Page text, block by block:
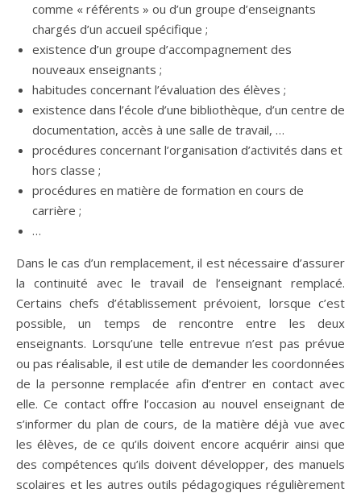
comme « référents » ou d’un groupe d’enseignants
chargés d’un accueil spécifique ;
existence d’un groupe d’accompagnement des
nouveaux enseignants ;
habitudes concernant l’évaluation des élèves ;
existence dans l’école d’une bibliothèque, d’un centre de
documentation, accès à une salle de travail, …
procédures concernant l’organisation d’activités dans et
hors classe ;
procédures en matière de formation en cours de
carrière ;
…
Dans le cas d’un remplacement, il est nécessaire d’assurer
la continuité avec le travail de l’enseignant remplacé.
Certains chefs d’établissement prévoient, lorsque c’est
possible, un temps de rencontre entre les deux
enseignants. Lorsqu’une telle entrevue n’est pas prévue
ou pas réalisable, il est utile de demander les coordonnées
de la personne remplacée afin d’entrer en contact avec
elle. Ce contact offre l’occasion au nouvel enseignant de
s’informer du plan de cours, de la matière déjà vue avec
les élèves, de ce qu’ils doivent encore acquérir ainsi que
des compétences qu’ils doivent développer, des manuels
scolaires et les autres outils pédagogiques régulièrement